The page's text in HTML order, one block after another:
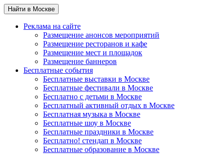
Найти в Москве
Реклама на сайте
Размещение анонсов мероприятий
Размещение ресторанов и кафе
Размещение мест и площадок
Размещение баннеров
Бесплатные события
Бесплатные выставки в Москве
Бесплатные фестивали в Москве
Бесплатно с детьми в Москве
Бесплатный активный отдых в Москве
Бесплатная музыка в Москве
Бесплатные шоу в Москве
Бесплатные праздники в Москве
Бесплатно! стендап в Москве
Бесплатные образование в Москве